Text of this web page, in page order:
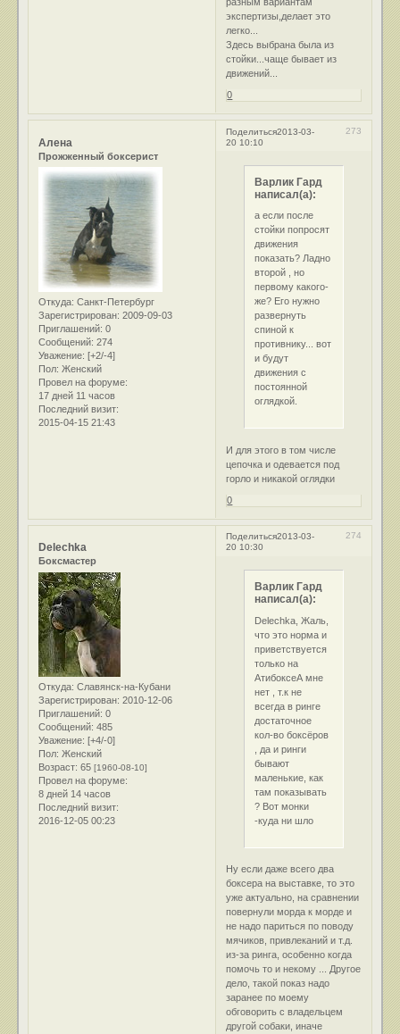
экспертизы,делает это
легко...
Здесь выбрана была из
стойки...чаще бывает из
движений...
0
Поделиться 273
2013-03-
20 10:10
Алена
Прожженный боксерист
Откуда: Санкт-Петербург
Зарегистрирован: 2009-09-03
Приглашений: 0
Сообщений: 274
Уважение: [+2/-4]
Пол: Женский
Провел на форуме:
17 дней 11 часов
Последний визит:
2015-04-15 21:43
Варлик Гард
написал(а):
а если после
стойки попросят
движения
показать? Ладно
второй , но
первому какого-
же? Его нужно
развернуть
спиной к
противнику... вот
и будут
движения с
постоянной
оглядкой.
И для этого в том числе
цепочка и одевается под
горло и никакой оглядки
0
Поделиться 274
2013-03-
20 10:30
Delechka
Боксмастер
Откуда: Славянск-на-Кубани
Зарегистрирован: 2010-12-06
Приглашений: 0
Сообщений: 485
Уважение: [+4/-0]
Пол: Женский
Возраст: 65[1960-08-10]
Провел на форуме:
8 дней 14 часов
Последний визит:
2016-12-05 00:23
Варлик Гард
написал(а):
Delechka, Жаль,
что это норма и
приветствуется
только на
АтибоксеА мне
нет , т.к не
всегда в ринге
достаточное
кол-во боксёров
, да и ринги
бывают
маленькие, как
там показывать
? Вот монки
-куда ни шло
Ну если даже всего два
боксера на выставке, то это
уже актуально, на сравнении
повернули морда к морде и
не надо париться по поводу
мячиков, привлеканий и т.д.
из-за ринга, особенно когда
помочь то и некому ... Другое
дело, такой показ надо
заранее по моему
обговорить с владельцем
другой собаки, иначе